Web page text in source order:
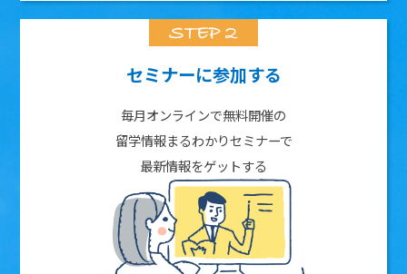
セミナーに参加する
毎月オンラインで無料開催の
留学情報まるわかりセミナーで
最新情報をゲットする